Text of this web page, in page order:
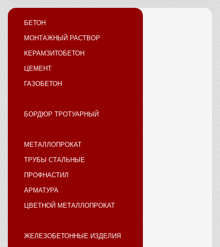
БЕТОН
МОНТАЖНЫЙ РАСТВОР
КЕРАМЗИТОБЕТОН
ЦЕМЕНТ
ГАЗОБЕТОН
БОРДЮР ТРОТУАРНЫЙ
МЕТАЛЛОПРОКАТ
ТРУБЫ СТАЛЬНЫЕ
ПРОФНАСТИЛ
АРМАТУРА
ЦВЕТНОЙ МЕТАЛЛОПРОКАТ
ЖЕЛЕЗОБЕТОННЫЕ ИЗДЕЛИЯ